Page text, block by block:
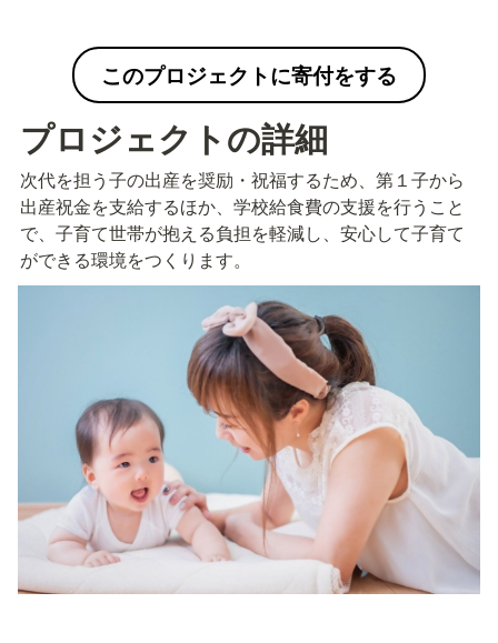
このプロジェクトに寄付をする
プロジェクトの詳細
次代を担う子の出産を奨励・祝福するため、第１子から
出産祝金を支給するほか、学校給食費の支援を行うこと
で、子育て世帯が抱える負担を軽減し、安心して子育て
ができる環境をつくります。